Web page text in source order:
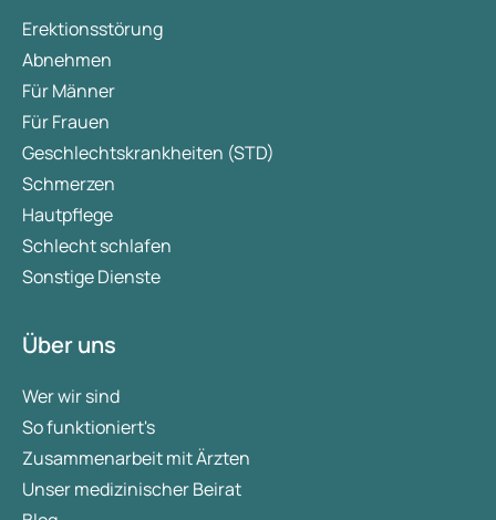
Erektionsstörung
Abnehmen
Für Männer
Für Frauen
Geschlechtskrankheiten (STD)
Schmerzen
Hautpflege
Schlecht schlafen
Sonstige Dienste
Über uns
Wer wir sind
So funktioniert's
Zusammenarbeit mit Ärzten
Unser medizinischer Beirat